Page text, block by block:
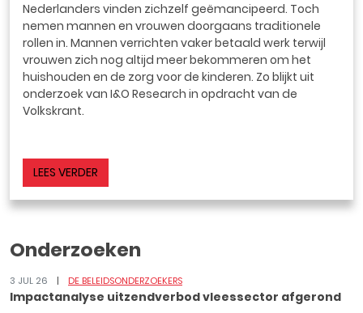
Nederlanders vinden zichzelf geëmancipeerd. Toch
nemen mannen en vrouwen doorgaans traditionele
rollen in. Mannen verrichten vaker betaald werk terwijl
vrouwen zich nog altijd meer bekommeren om het
huishouden en de zorg voor de kinderen. Zo blijkt uit
onderzoek van I&O Research in opdracht van de
Volkskrant.
LEES VERDER
Onderzoeken
3 JUL 26 DE BELEIDSONDERZOEKERS
Impactanalyse uitzendverbod vleessector afgerond